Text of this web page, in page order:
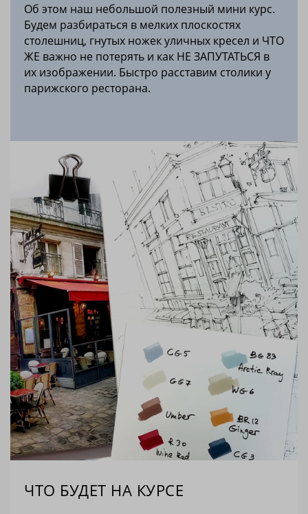
Об этом наш небольшой полезный мини курс.
Будем разбираться в мелких плоскостях
столешниц, гнутых ножек уличных кресел и ЧТО
ЖЕ важно не потерять и как НЕ ЗАПУТАТЬСЯ в
их изображении. Быстро расставим столики у
парижского ресторана.
ЧТО БУДЕТ НА КУРСЕ